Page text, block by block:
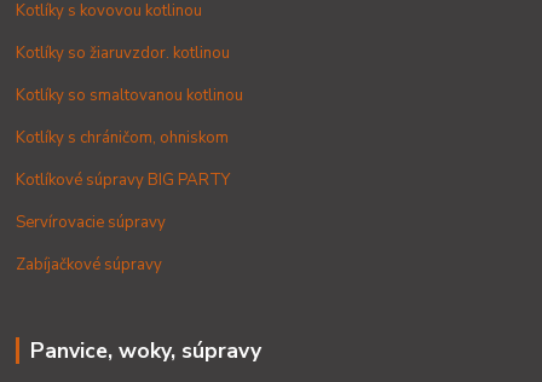
Kotlíky s kovovou kotlinou
Kotlíky so žiaruvzdor. kotlinou
Kotlíky so smaltovanou kotlinou
Kotlíky s chráničom, ohniskom
Kotlíkové súpravy BIG PARTY
Servírovacie súpravy
Zabíjačkové súpravy
Panvice, woky, súpravy